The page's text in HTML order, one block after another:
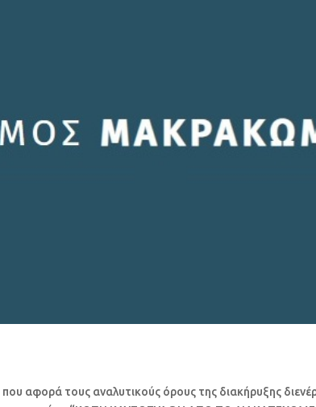
αφορά τους αναλυτικούς όρους της διακήρυξης